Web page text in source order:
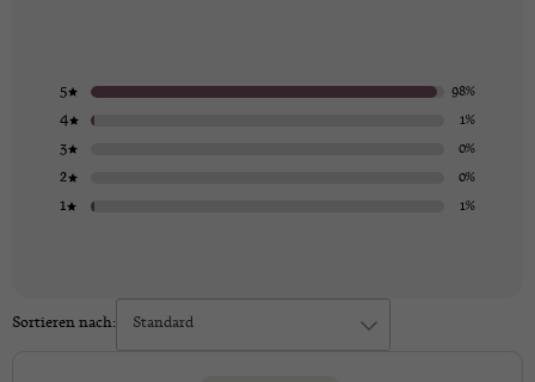
1 1%
2 0%
3 0%
4 1%
5 98%
Sortieren nach: Standard